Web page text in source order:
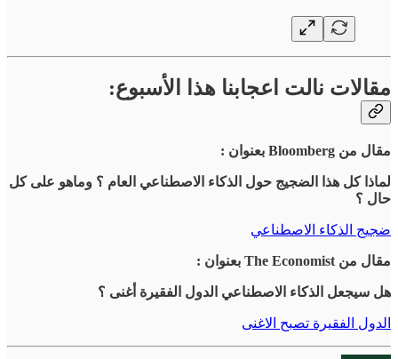
مقالات نالت اعجابنا هذا الأسبوع:
مقال من Bloomberg بعنوان :
لماذا كل هذا الضجيج حول الذكاء الاصطناعي العام ؟ وماهو على كل
حال ؟
ضجيج الذكاء الاصطناعي
مقال من The Economist بعنوان :
هل سيجعل الذكاء الاصطناعي الدول الفقيرة أغنى ؟
الدول الفقيرة تصبح الاغنى